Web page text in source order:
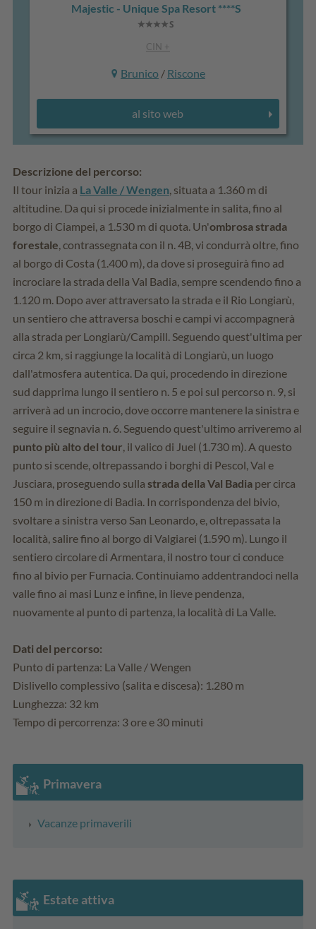
Majestic - Unique Spa Resort ****S
CIN +
Brunico / Riscone
al sito web
Descrizione del percorso:
Il tour inizia a La Valle / Wengen, situata a 1.360 m di
altitudine. Da qui si procede inizialmente in salita, fino al
borgo di Ciampei, a 1.530 m di quota. Un'ombrosa strada
forestale, contrassegnata con il n. 4B, vi condurrà oltre, fino
al borgo di Costa (1.400 m), da dove si proseguirà fino ad
incrociare la strada della Val Badia, sempre scendendo fino a
1.120 m. Dopo aver attraversato la strada e il Rio Longiarù,
un sentiero che attraversa boschi e campi vi accompagnerà
alla strada per Longiarù/Campill. Seguendo quest'ultima per
circa 2 km, si raggiunge la località di Longiarù, un luogo
dall'atmosfera autentica. Da qui, procedendo in direzione
sud dapprima lungo il sentiero n. 5 e poi sul percorso n. 9, si
arriverà ad un incrocio, dove occorre mantenere la sinistra e
seguire il segnavia n. 6. Seguendo quest'ultimo arriveremo al
punto più alto del tour, il valico di Juel (1.730 m). A questo
punto si scende, oltrepassando i borghi di Pescol, Val e
Jusciara, proseguendo sulla strada della Val Badia per circa
150 m in direzione di Badia. In corrispondenza del bivio,
svoltare a sinistra verso San Leonardo, e, oltrepassata la
località, salire fino al borgo di Valgiarei (1.590 m). Lungo il
sentiero circolare di Armentara, il nostro tour ci conduce
fino al bivio per Furnacia. Continuiamo addentrandoci nella
valle fino ai masi Lunz e infine, in lieve pendenza,
nuovamente al punto di partenza, la località di La Valle.
Dati del percorso:
Punto di partenza: La Valle / Wengen
Dislivello complessivo (salita e discesa): 1.280 m
Lunghezza: 32 km
Tempo di percorrenza: 3 ore e 30 minuti
Primavera
Vacanze primaverili
Estate attiva